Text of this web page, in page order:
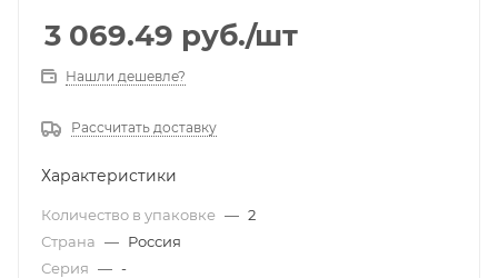
3 069.49 руб./шт
Нашли дешевле?
Рассчитать доставку
Характеристики
Количество в упаковке — 2
Страна — Россия
Серия — -